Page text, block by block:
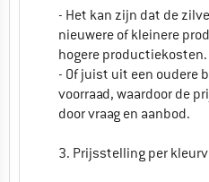
- Het kan zijn dat de
nieuwere of kleinere
hogere productiekosten.
- Of juist uit een oudere
voorraad, waardoor de
door vraag en aanbod.
3. Prijsstelling per